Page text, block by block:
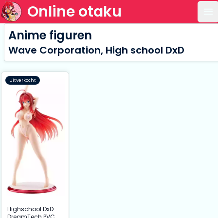
Online otaku
Anime figuren
Wave Corporation, High school DxD
Uitverkocht
Highschool DxD